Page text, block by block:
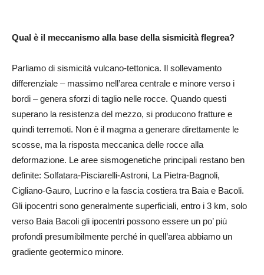
Qual è il meccanismo alla base della sismicità flegrea?
Parliamo di sismicità vulcano-tettonica. Il sollevamento
differenziale – massimo nell’area centrale e minore verso i
bordi – genera sforzi di taglio nelle rocce. Quando questi
superano la resistenza del mezzo, si producono fratture e
quindi terremoti. Non è il magma a generare direttamente le
scosse, ma la risposta meccanica delle rocce alla
deformazione. Le aree sismogenetiche principali restano ben
definite: Solfatara-Pisciarelli-Astroni, La Pietra-Bagnoli,
Cigliano-Gauro, Lucrino e la fascia costiera tra Baia e Bacoli.
Gli ipocentri sono generalmente superficiali, entro i 3 km, solo
verso Baia Bacoli gli ipocentri possono essere un po’ più
profondi presumibilmente perché in quell’area abbiamo un
gradiente geotermico minore.